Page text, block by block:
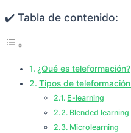
✔️ Tabla de contenido:
¿Qué es teleformación?
Tipos de teleformación
E-learning
Blended learning
Microlearning